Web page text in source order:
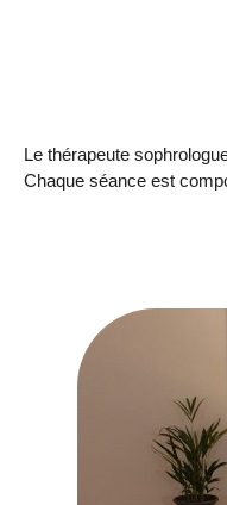
Le thérapeute
Chaque séance est